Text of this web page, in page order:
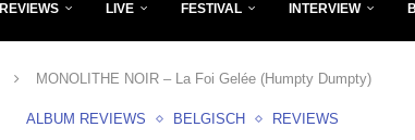
REVIEWS LIVE FESTIVAL INTERVIEW
MONOLITHE NOIR – La Foi Gelée (Humpty Dumpty)
ALBUM REVIEWS BELGISCH REVIEWS